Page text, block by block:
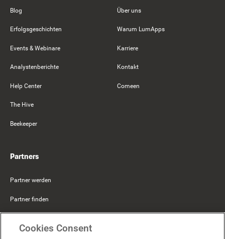
Blog
Erfolgsgeschichten
Events & Webinare
Analystenberichte
Help Center
The Hive
Beekeeper
Über uns
Warum LumApps
Karriere
Kontakt
Comeen
Partners
Partner werden
Partner finden
Cookies Consent